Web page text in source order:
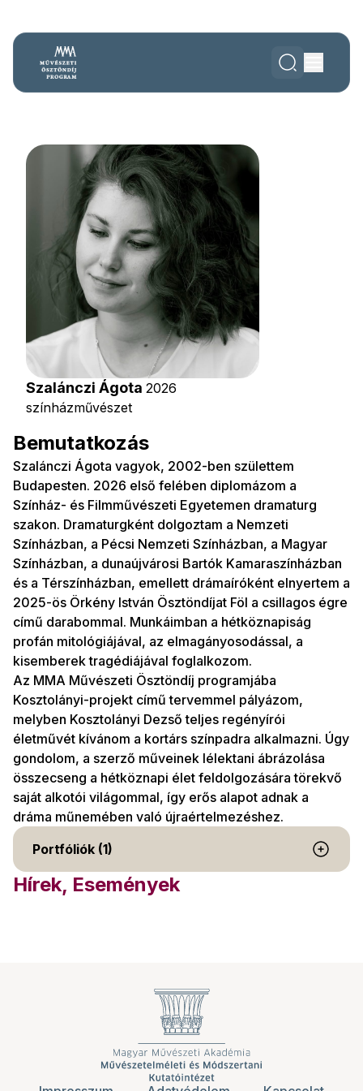
Szalánczi Ágota 2026
színházművészet
Bemutatkozás
Szalánczi Ágota vagyok, 2002-ben születtem
Budapesten. 2026 első felében diplomázom a
Színház- és Filmművészeti Egyetemen dramaturg
szakon. Dramaturgként dolgoztam a Nemzeti
Színházban, a Pécsi Nemzeti Színházban, a Magyar
Színházban, a dunaújvárosi Bartók Kamaraszínházban
és a Térszínházban, emellett drámaíróként elnyertem a
2025-ös Örkény István Ösztöndíjat Föl a csillagos égre
című darabommal. Munkáimban a hétköznapiság
profán mitológiájával, az elmagányosodással, a
kisemberek tragédiájával foglalkozom.
Az MMA Művészeti Ösztöndíj programjába
Kosztolányi-projekt című tervemmel pályázom,
melyben Kosztolányi Dezső teljes regényírói
életművét kívánom a kortárs színpadra alkalmazni. Úgy
gondolom, a szerző műveinek lélektani ábrázolása
összecseng a hétköznapi élet feldolgozására törekvő
saját alkotói világommal, így erős alapot adnak a
dráma műnemében való újraértelmezéshez.
Portfóliók (1)
Hírek, Események